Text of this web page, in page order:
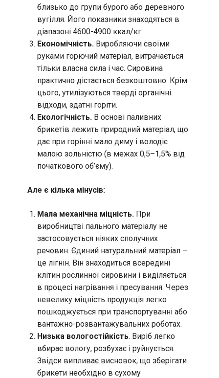
близько до групи бурого або деревного
вугілля. Його показники знаходяться в
діапазоні 4600-4900 ккал/кг.
Економічність. Виробляючи своїми
руками горючий матеріал, витрачається
тільки власна сила і час. Сировина
практично дістається безкоштовно. Крім
цього, утилізуються тверді органічні
відходи, здатні горіти.
Екологічність. В основі паливних
брикетів лежить природний матеріал, що
дає при горінні мало диму і володіє
малою зольністю (в межах 0,5–1,5% від
початкового об’єму).
Але є кілька мінусів:
Мала механічна міцність. При
виробництві пального матеріалу не
застосовується ніяких сполучних
речовин. Єдиний натуральний матеріал –
це лігнін. Він знаходиться всередині
клітин рослинної сировини і виділяється
в процесі нагрівання і пресування. Через
невелику міцність продукція легко
пошкоджується при транспортуванні або
вантажно-розвантажувальних роботах.
Низька вологостійкість. Виріб легко
вбирає вологу, розбухає і руйнується.
Звідси випливає висновок, що зберігати
брикети необхідно в сухому